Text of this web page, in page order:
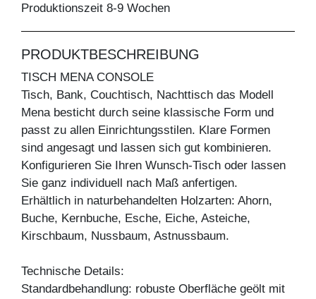
Produktionszeit 8-9 Wochen
PRODUKTBESCHREIBUNG
TISCH MENA CONSOLE
Tisch, Bank, Couchtisch, Nachttisch das Modell
Mena besticht durch seine klassische Form und
passt zu allen Einrichtungsstilen. Klare Formen
sind angesagt und lassen sich gut kombinieren.
Konfigurieren Sie Ihren Wunsch-Tisch oder lassen
Sie ganz individuell nach Maß anfertigen.
Erhältlich in naturbehandelten Holzarten: Ahorn,
Buche, Kernbuche, Esche, Eiche, Asteiche,
Kirschbaum, Nussbaum, Astnussbaum.
Technische Details:
Standardbehandlung: robuste Oberfläche geölt mit